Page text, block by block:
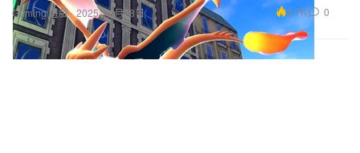
Gaming 遊戲 2025年2月28日 3.7K 0